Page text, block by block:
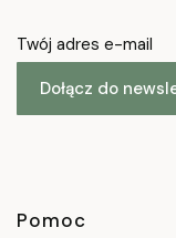
Twój adres e-mail
Dołącz do
Linki w
Pomoc